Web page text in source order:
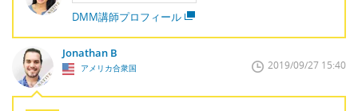
DMM講師プロフィール
Jonathan B
アメリカ合衆国 2019/09/27 15:40